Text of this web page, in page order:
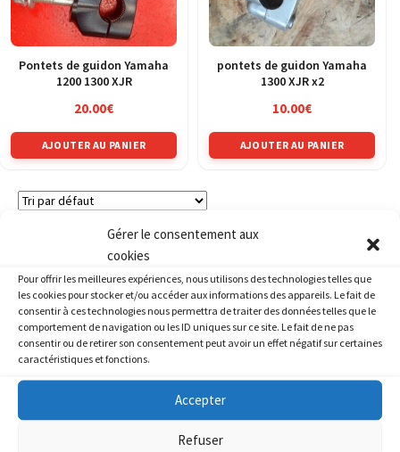
Gérer le consentement aux
cookies
Pour offrir les meilleures expériences, nous utilisons des technologies telles que
les cookies pour stocker et/ou accéder aux informations des appareils. Le fait de
consentir à ces technologies nous permettra de traiter des données telles que le
comportement de navigation ou les ID uniques sur ce site. Le fait de ne pas
consentir ou de retirer son consentement peut avoir un effet négatif sur certaines
caractéristiques et fonctions.
Accepter
Refuser
la
Pontets de guidon Yamaha
1200 1300 XJR
20.00€
AJOUTER AU PANIER
pontets de guidon Yamaha
1300 XJR x2
10.00€
AJOUTER AU PANIER
4 résultats affichés
Recherche
de